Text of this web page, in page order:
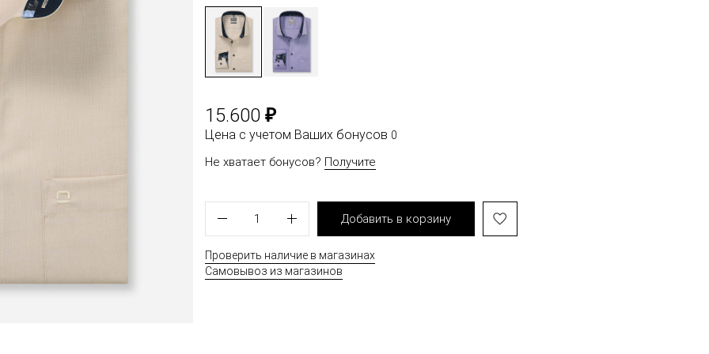
15.600 ₽
Цена с учетом Ваших бонусов 0
Не хватает бонусов? Получите
1 Добавить в корзину
Проверить наличие в магазинах
Самовывоз из магазинов